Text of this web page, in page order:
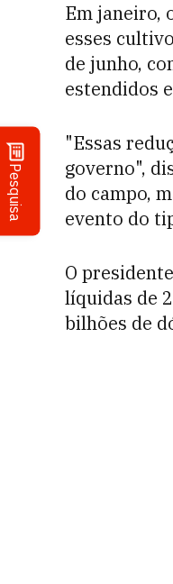
Pesquisa
Em janeiro,
esses
de junho,
estendidos
"Essas
governo",
do campo,
evento do
O
líquidas de
bilhões de